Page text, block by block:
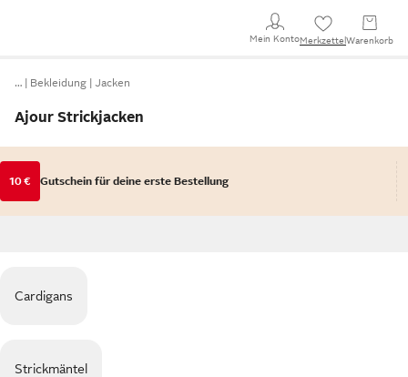
Mein KontoMerkzettel Warenkorb
… Bekleidung Jacken
Ajour Strickjacken
10 € Gutschein für deine erste Bestellung
Cardigans
Strickmäntel